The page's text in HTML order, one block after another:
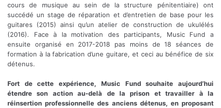
cours de musique au sein de la structure pénitentiaire) ont
succédé un stage de réparation et d’entretien de base pour les
guitares (2015) ainsi qu’un atelier de construction de ukulélés
(2016). Face à la motivation des participants, Music Fund a
ensuite organisé en 2017-2018 pas moins de 18 séances de
formation à la fabrication d’une guitare, et ceci au bénéfice de six
détenus.
Fort de cette expérience, Music Fund souhaite aujourd’hui
étendre son action au-delà de la prison et travailler à la
réinsertion professionnelle des anciens détenus, en proposant